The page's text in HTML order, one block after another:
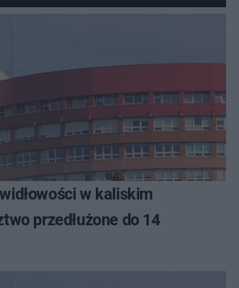
w kaliskim
przedłużone do 14